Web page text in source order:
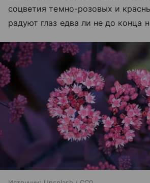
соцветия темно-розовых и
радуют глаз едва ли не до конца